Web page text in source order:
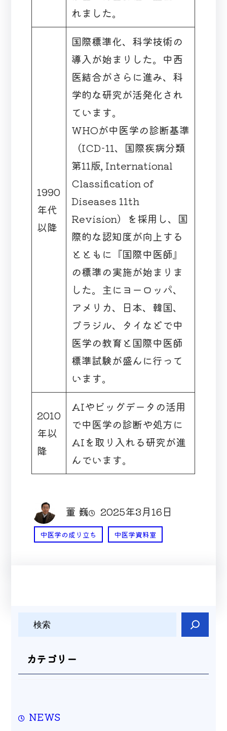
れました。
1990
年代
以降
国際標準化、科学技術の
導入が始まりした。中西
医結合がさらに進み、科
学的な研究が活発化され
ています。
WHOが中医学の診断基準
（ICD-11、国際疾病分類
第11版, International
Classification of
Diseases 11th
Revision）を採用し、国
際的な認知度が向上する
とともに『国際中医師』
の標準の実施が始まりま
した。主にヨーロッパ、
アメリカ、日本、韓国、
ブラジル、タイなどで中
医学の教育と国際中医師
標準試験が盛んに行って
います。
2010
年以
降
AIやビッグデータの活用
で中医学の診断や処方に
AIを取り入れる研究が進
んでいます。
董 巍 2025年3月16日
中医学の成り立ち 中医学資料室
カテゴリー
NEWS